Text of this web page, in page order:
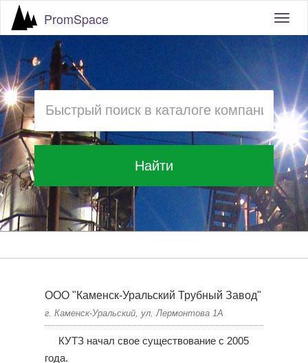
PromSpace
Найти
ООО "Каменск-Уральский Трубный Завод"
г. Каменск-Уральский, ул. Лермонтова 1А
КУТЗ начал свое существование с 2005
года.